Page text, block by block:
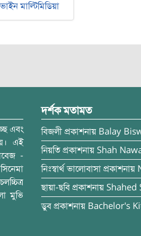
মাল্টিমিডিয়া
এবং
এই
-
মুভি
দর্শক মতামত
বিজলী প্রকাশনায় Balay
নিয়তি প্রকাশনায় Shah
নিঃস্বার্থ ভালোবাসা প্রকাশনায়
ছায়া-ছবি প্রকাশনায় Shahed
ডুব প্রকাশনায় Bachelor's